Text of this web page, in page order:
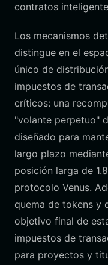
contratos
Los mecanismos
distingue en el
único de
impuestos de
críticos: una
"volante perpetuo"
diseñado para
largo plazo
posición larga de
protocolo Venus.
quema de tokens y
objetivo final de
impuestos de
para proyectos y